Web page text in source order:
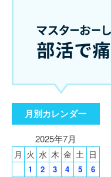
月別カレンダー
2025年7月
月 火 水 木 金 土 日
1 2 3 4 5
6